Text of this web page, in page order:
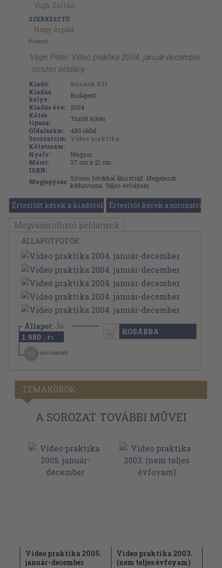
Vigh Zoltán
SZERKESZTŐ
Nagy Árpád
Budapest
'Végh Péter: Video praktika 2004. január-december
' összes példány
Kiadó:
Banach Kft.
Kiadás
helye:
Budapest
Kiadás éve:
2004
Kötés
típusa:
Tűzött kötés
Oldalszám:
480 oldal
Sorozatcím: Video praktika
Kötetszám:
Nyelv:
Magyar
Méret:
27 cm x 21 cm
ISBN:
Megjegyzés: Színes fotókkal illusztrált. Megjelenik
kéthavonta. Teljes évfolyam.
Értesítőt kérek a kiadóról Értesítőt kérek a sorozatról
Megvásárolható példányok
ÁLLAPOTFOTÓK
Állapot: Jó
1.980 ,-Ft
pont kapható
KOSÁRBA
TÉMAKÖRÖK
A SOROZAT TOVÁBBI MŰVEI
Video praktika 2005.
január-december
Video praktika 2003.
(nem teljes évfoyam)